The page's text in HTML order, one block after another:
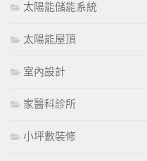
太陽能儲能系統
太陽能屋頂
室內設計
家醫科診所
小坪數裝修